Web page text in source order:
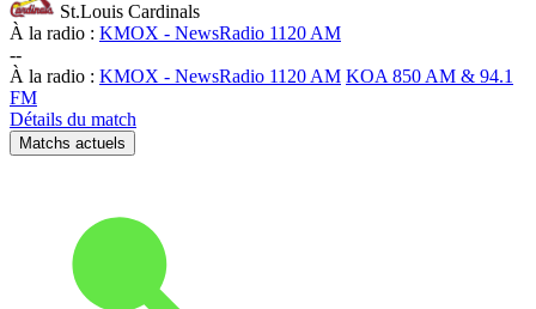
St.Louis Cardinals
À la radio : KMOX - NewsRadio 1120 AM
--
À la radio : KMOX - NewsRadio 1120 AM KOA 850 AM & 94.1
FM
Détails du match
Matchs actuels